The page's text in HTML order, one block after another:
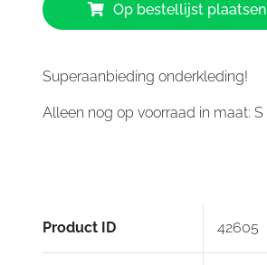
Shield
aantal
Op bestellijst plaatsen
Superaanbieding onderkleding!
Alleen nog op voorraad in maat: S
Product ID 42605